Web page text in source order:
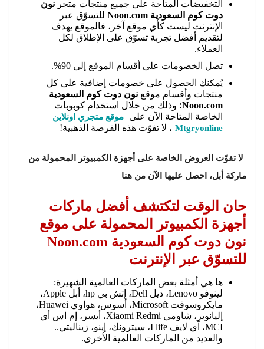
التخفيضات المتاحة على جميع منتجات متجر نون
دوت كوم السعودية Noon.com
للتسوّق عبر
الإنترنت ليست كأي موقع آخر، فالموقع يهدف
لتقديم أفضل تجربة تسوّق على الإطلاق لكل
العملاء.
تصل الخصومات على أقسام الموقع إلى 90%.
يُمكنك الحصول على خصومات إضافية على كل
منتجات وأقسام موقع نون دوت كوم السعودية
Noon.com؛ وذلك من خلال استخدام كوبوبات
الخاصة المتاحة الآن على موقع متجري اونلاين
Mtgryonline ، لا تفوّت هذه الفرصة الذهبية!
لا تفوّت العروض الخاصة على أجهزة الكمبيوتر المحمولة من
ماركة أبل، احصل عليها الآن من هنا
حان الوقت لتكتشف أفضل ماركات
أجهزة الكمبيوتر المحمولة على موقع
نون دوت كوم السعودية Noon.com
للتسوّق عبر الإنترنت
ها هي أمثلة بعض الماركات العالمية الشهيرة:
لينوفو Lenovo، ديل Dell، إتش بي hp، أبل Apple،
مايكروسوفت Microsoft، أسوس، هواوي Huawei،
إليانوير، شاومي Xiaomi Redmi، أيسر، إم اس أي
MCI، آي لايف I life، سيترونك، إينو، زيناليتي..
والعديد من الماركات العالمية الأخرى.